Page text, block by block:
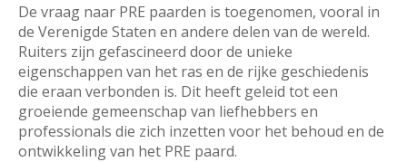
De vraag naar PRE paarden is toegenomen, vooral in
de Verenigde Staten en andere delen van de wereld.
Ruiters zijn gefascineerd door de unieke
eigenschappen van het ras en de rijke geschiedenis
die eraan verbonden is. Dit heeft geleid tot een
groeiende gemeenschap van liefhebbers en
professionals die zich inzetten voor het behoud en de
ontwikkeling van het PRE paard.